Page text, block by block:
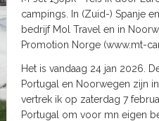
campings. In (Zuid-) Spanje
bedrijf Mol Travel en in
Promotion Norge (www.mt-
Het is vandaag 24 jan 2026.
Portugal en Noorwegen zijn
vertrek ik op zaterdag 7
Portugal om voor mn eigen